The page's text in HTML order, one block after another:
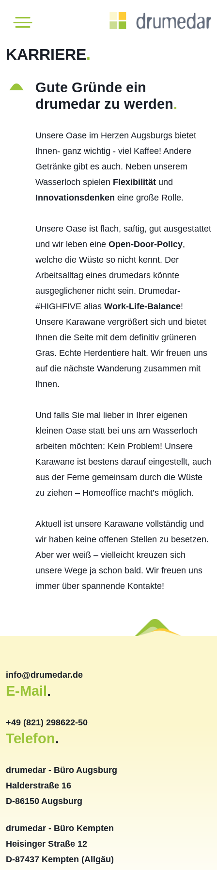
X
Leistungen
Referenzen
Karriere
KARRIERE.
Gute Gründe ein
drumedar zu werden.
Unsere Oase im Herzen Augsburgs bietet
Ihnen- ganz wichtig - viel Kaffee! Andere
Getränke gibt es auch. Neben unserem
Wasserloch spielen Flexibilitätund
Innovationsdenken eine große Rolle.
Unsere Oase ist flach, saftig, gut ausgestattet
und wir leben eine Open-Door-Policy,
welche die Wüste so nicht kennt. Der
Arbeitsalltag eines drumedars könnte
ausgeglichener nicht sein. Drumedar-
#HIGHFIVE alias Work-Life-Balance!
Unsere Karawane vergrößert sich und bietet
Ihnen die Seite mit dem definitiv grüneren
Gras. Echte Herdentiere halt. Wir freuen uns
auf die nächste Wanderung zusammen mit
Ihnen.
Und falls Sie mal lieber in Ihrer eigenen
kleinen Oase statt bei uns am Wasserloch
arbeiten möchten: Kein Problem! Unsere
Karawane ist bestens darauf eingestellt, auch
aus der Ferne gemeinsam durch die Wüste
zu ziehen – Homeoffice macht’s möglich.
Aktuell ist unsere Karawane vollständig und
wir haben keine offenen Stellen zu besetzen.
Aber wer weiß – vielleicht kreuzen sich
unsere Wege ja schon bald. Wir freuen uns
immer über spannende Kontakte!
info@drumedar.de
E-Mail.
+49 (821) 298622-50
Telefon.
drumedar - Büro Augsburg
Halderstraße 16
D-86150 Augsburg
drumedar - Büro Kempten
Heisinger Straße 12
D-87437 Kempten (Allgäu)